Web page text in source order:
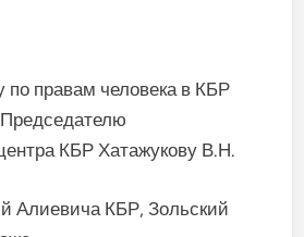
правам человека в КБР
КБР Хатажукову В.Н.
Алиевича КБР, Зольский